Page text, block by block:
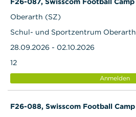
Oberarth (SZ)
Schul- und Sportzentrum Oberarth
28.09.2026 - 02.10.2026
12
Anmelden
F26-088, Swisscom Football Camp